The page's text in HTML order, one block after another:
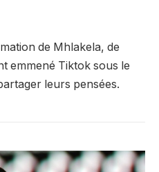
de Mhlakela, de
emmené Tiktok sous le
leurs pensées.